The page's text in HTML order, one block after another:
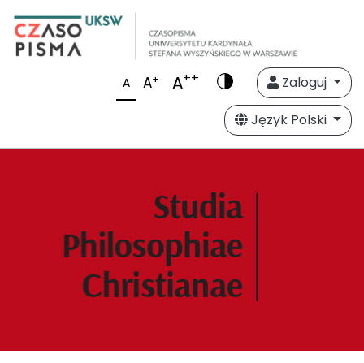
A A+ A++
Zaloguj
Język Polski